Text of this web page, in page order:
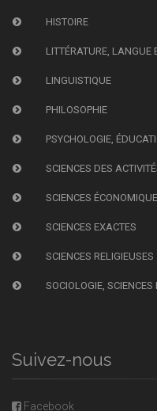
HISTOIRE
LITTÉRATURE, LANGUE
LINGUISTIQUE
PHILOSOPHIE
PSYCHOLOGIE,
SCIENCES DES
SCIENCES
SCIENCES EXACTES
SCIENCES RELIGIEUSES
SOCIOLOGIE, SCIENCES
Suivez-nous
Facebook